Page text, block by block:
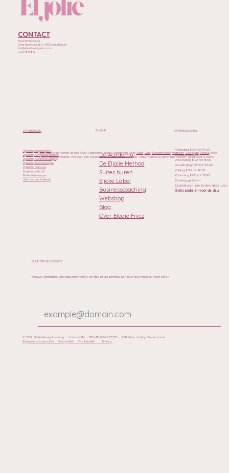
Maandag 8.30 tot 19.00
Dinsdag gesloten
Woensdag 8.30 tot 18.00
Donderdag 8.30 tot 20.00
Vrijdag 8.30 tot 16.30
Zaterdag 8.00 tot 13.00
Zondag gesloten
Opleidingen kan buiten deze uren
Gratis parkeren voor de deur
OPENINGSUREN
De Academy
De Eljolie Method
Suites huren
Eljolie Label
Businesscoaching
Webshop
Blog
Over Elodie Fivez
ELJOLIE
Opleiding nagelstyliste
Opleiding wimperextensions
Opleiding wenkbrauwstyling
Opleiding huidverzorging
Opleiding pedicure
Korean Lash Lift
Perfectietrainingen
Startdata en kalender
OPLEIDINGEN
CONTACT
Eljolie Professionals
Grote Steenweg 260, 9340 Lede, Belgium
Info@eljoliebeautysalon.com
+32471835615
BLIJF OP DE HOOGTE
Nieuwe startdata, opendeurmomenten en tips uit de praktijk. Eén keer per maand, nooit meer.
Onze cursisten komen uit heel Oost-Vlaanderen. Beauty opleidingen voor Aalst, Gent, Dendermonde, Wetteren, Zottegem, Ninove, Erpe-
Mere, Haaltert, Lokeren, Wichelen, Sint-Lievens-Houtem en Geraardsbergen. Vanuit Aalst rij je hier in tien minuten, vanuit Gent in dertig.
© 2026 Eljolie Beauty Academy · Vanhove BV · BTW BE 0454.597.527 · RPR Gent, afdeling Dendermonde
Algemene voorwaardenPrivacybeleidCookiebeleid Sitemap